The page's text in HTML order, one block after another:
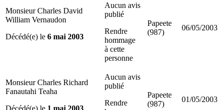
Monsieur Charles David
William Vernaudon
Décédé(e) le 6 mai 2003
Aucun avis
publié
Rendre
hommage
à cette
personne
Papeete
(987)
06/05/2003
Monsieur Charles Richard
Fanautahi Teaha
Décédé(e) le 1 mai 2003
Aucun avis
publié
Rendre
Papeete
(987)
01/05/2003